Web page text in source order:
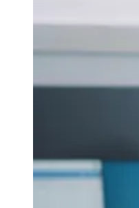
Explore Barueri
Seguir 3min
Mais de 2,5 mil
Redação Jornal de Barueri
17 de junho de 2026 às 11:58